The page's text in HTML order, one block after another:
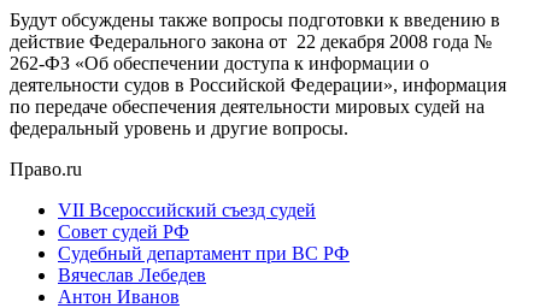
Будут обсуждены также вопросы подготовки к введению в
действие Федерального закона от 22 декабря 2008 года №
262-ФЗ «Об обеспечении доступа к информации о
деятельности судов в Российской Федерации», информация
по передаче обеспечения деятельности мировых судей на
федеральный уровень и другие вопросы.
Право.ru
VII Всероссийский съезд судей
Совет судей РФ
Судебный департамент при ВС РФ
Вячеслав Лебедев
Антон Иванов